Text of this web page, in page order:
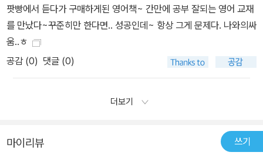
팟빵에서 듣다가 구매하게된 영어책~ 간만에 공부 잘되는 영어 교재
를 만났다~꾸준히만 한다면.. 성공인데~ 항상 그게 문제다. 나와의싸
움..ㅎ
공감 (0) 댓글 (0)
더보기
마이리뷰 쓰기